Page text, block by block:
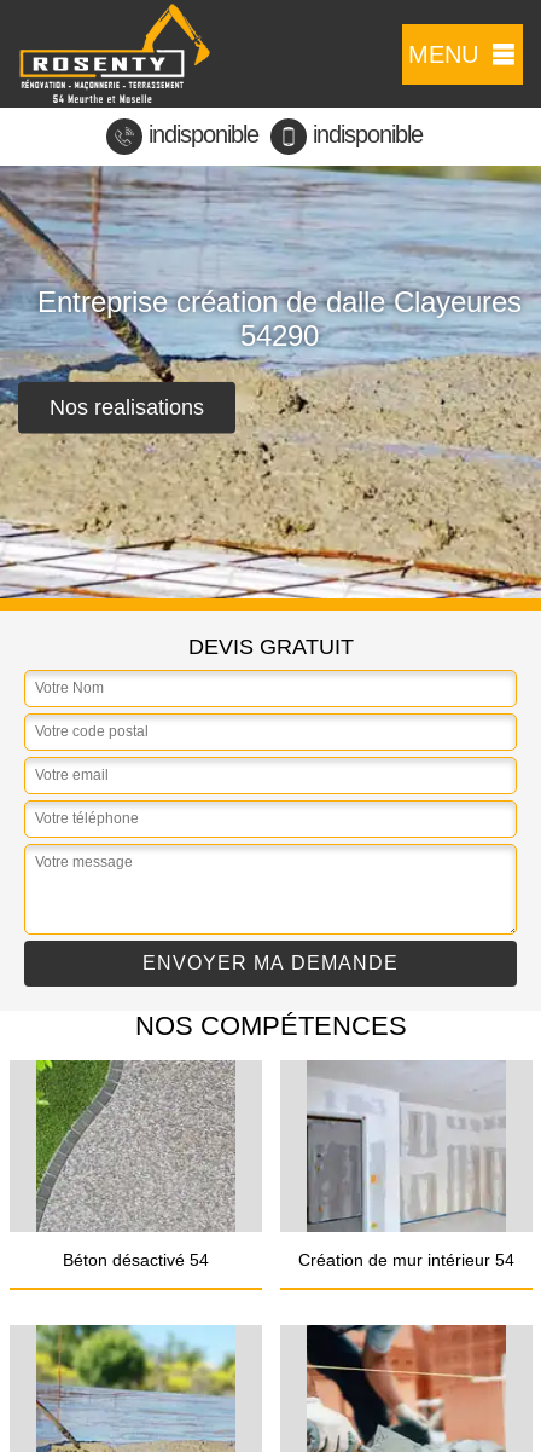
MENU
indisponible indisponible
Entreprise création de dalle Clayeures
54290
Nos realisations
DEVIS GRATUIT
NOS COMPÉTENCES
Béton désactivé 54 Création de mur intérieur 54